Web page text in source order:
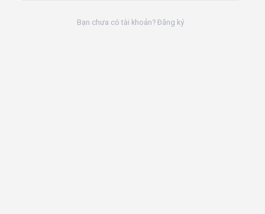
Bạn chưa có tài khoản? Đăng ký